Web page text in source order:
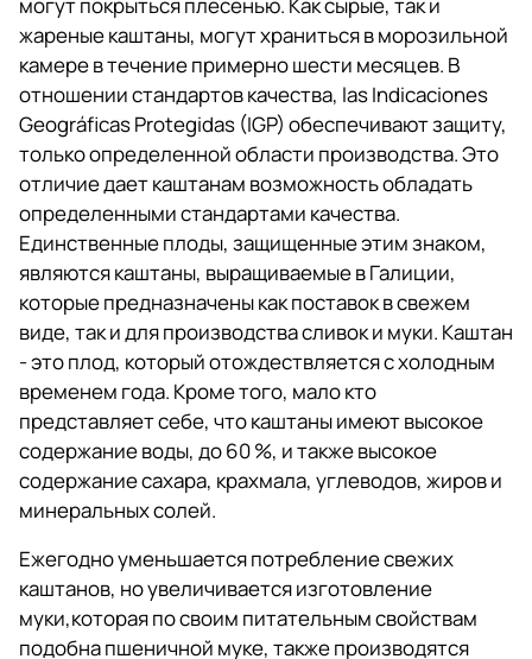
могут покрыться плесенью. Как сырые, так и
жареные каштаны, могут храниться в морозильной
камере в течение примерно шести месяцев. В
отношении стандартов качества, las Indicaciones
Geográficas Protegidas (IGP) обеспечивают защиту,
только определенной области производства. Это
отличие дает каштанам возможность обладать
определенными стандартами качества.
Единственные плоды, защищенные этим знаком,
являются каштаны, выращиваемые в Галиции,
которые предназначены как поставок в свежем
виде, так и для производства сливок и муки. Каштан
- это плод, который отождествляется с холодным
временем года. Кроме того, мало кто
представляет себе, что каштаны имеют высокое
содержание воды, до 60 %, и также высокое
содержание сахара, крахмала, углеводов, жиров и
минеральных солей.
Ежегодно уменьшается потребление свежих
каштанов, но увеличивается изготовление
муки,которая по своим питательным свойствам
подобна пшеничной муке, также производятся